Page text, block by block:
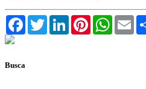
FacebookTwitterLinkedInPinterest
Busca